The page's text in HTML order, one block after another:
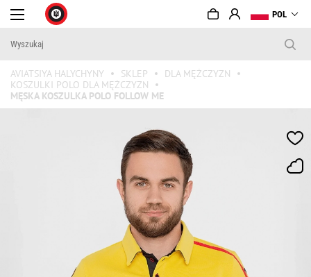
POL
AVIATSIYA HALYCHYNY SKLEP
DLA MĘŻCZYZN
KOSZULKI POLO DLA MĘŻCZYZN
MĘSKA KOSZULKA POLO FOLLOW ME